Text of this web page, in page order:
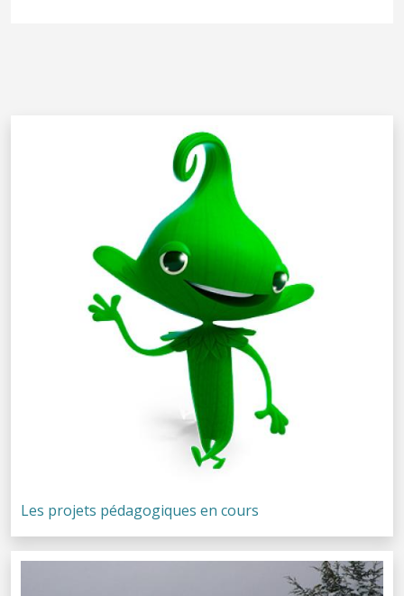
Les projets pédagogiques en cours